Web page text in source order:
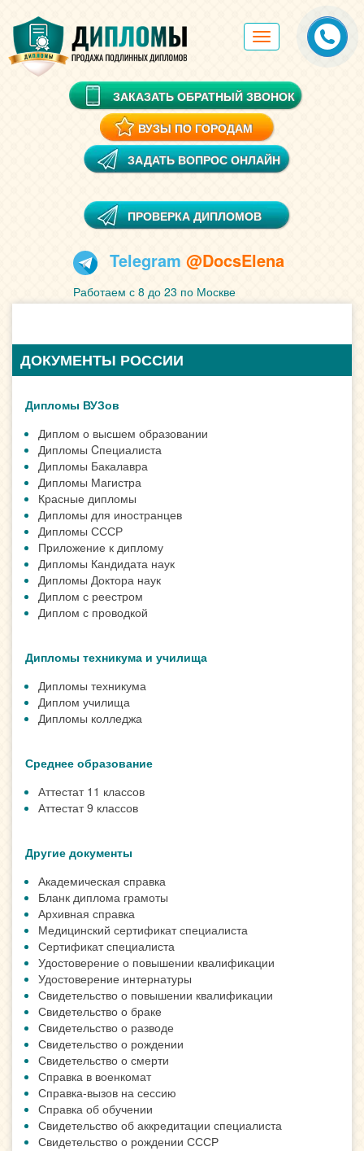
Toggle
navigation
ЗАКАЗАТЬ ОБРАТНЫЙ ЗВОНОК
ВУЗЫ ПО ГОРОДАМ
ЗАДАТЬ ВОПРОС ОНЛАЙН
ПРОВЕРКА ДИПЛОМОВ
Telegram @DocsElena
Работаем с 8 до 23 по Москве
ДОКУМЕНТЫ РОССИИ
Дипломы ВУЗов
Диплом о высшем образовании
Дипломы Cпециалиста
Дипломы Бакалавра
Дипломы Магистра
Красные дипломы
Дипломы для иностранцев
Дипломы СССР
Приложение к диплому
Дипломы Кандидата наук
Дипломы Доктора наук
Диплом с реестром
Диплом с проводкой
Дипломы техникума и училища
Дипломы техникума
Диплом училища
Дипломы колледжа
Среднее образование
Аттестат 11 классов
Аттестат 9 классов
Другие документы
Академическая справка
Бланк диплома грамоты
Архивная справка
Медицинский сертификат специалиста
Сертификат специалиста
Удостоверение о повышении квалификации
Удостоверение интернатуры
Свидетельство о повышении квалификации
Свидетельство о браке
Свидетельство о разводе
Свидетельство о рождении
Свидетельство о смерти
Справка в военкомат
Справка-вызов на сессию
Справка об обучении
Свидетельство об аккредитации специалиста
Свидетельство о рождении СССР